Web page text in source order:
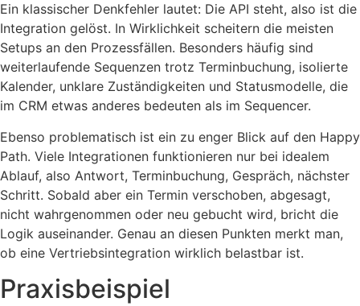
Ein klassischer Denkfehler lautet: Die API steht, also ist die
Integration gelöst. In Wirklichkeit scheitern die meisten
Setups an den Prozessfällen. Besonders häufig sind
weiterlaufende Sequenzen trotz Terminbuchung, isolierte
Kalender, unklare Zuständigkeiten und Statusmodelle, die
im CRM etwas anderes bedeuten als im Sequencer.
Ebenso problematisch ist ein zu enger Blick auf den Happy
Path. Viele Integrationen funktionieren nur bei idealem
Ablauf, also Antwort, Terminbuchung, Gespräch, nächster
Schritt. Sobald aber ein Termin verschoben, abgesagt,
nicht wahrgenommen oder neu gebucht wird, bricht die
Logik auseinander. Genau an diesen Punkten merkt man,
ob eine Vertriebsintegration wirklich belastbar ist.
Praxisbeispiel